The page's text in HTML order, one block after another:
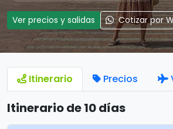
Ver precios y salidas Cotizar por
Itinerario Precios
Itinerario de 10 días